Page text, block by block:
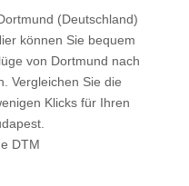
(Deutschland)
können Sie bequem
von Dortmund nach
Vergleichen Sie die
Klicks für Ihren
.
DTM